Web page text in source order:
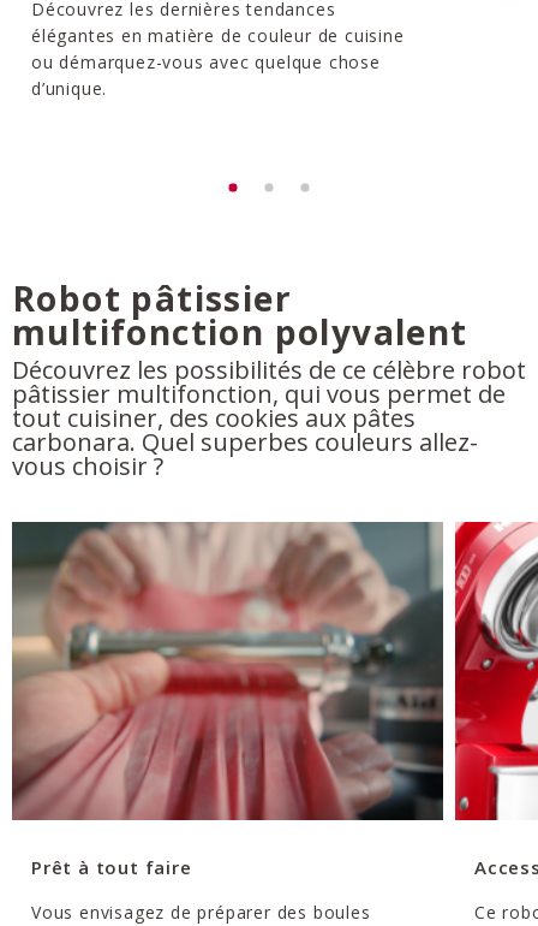
Découvrez les dernières tendances
élégantes en matière de couleur de cuisine
ou démarquez-vous avec quelque chose
d’unique.
Robot pâtissier
multifonction polyvalent
Découvrez les possibilités de ce célèbre robot
pâtissier multifonction, qui vous permet de
tout cuisiner, des cookies aux pâtes
carbonara. Quel superbes couleurs allez-
vous choisir ?
Prêt à tout faire
Vous envisagez de préparer des boules
Ce